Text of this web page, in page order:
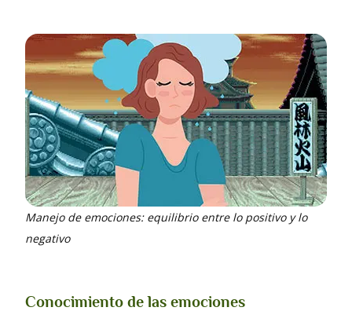
Manejo de emociones: equilibrio entre lo positivo y lo
negativo
Conocimiento de las emociones